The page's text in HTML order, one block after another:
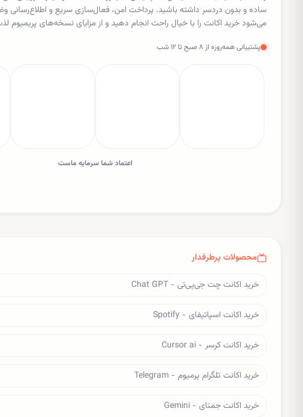
ساده و بدون دردسر داشته باشید. پرداخت امن، فعال‌سازی سریع و
می‌شود خرید اکانت را با خیال راحت انجام دهید و از مزایای نسخه‌های پریمیوم
پشتیبانی همه‌روزه از ۸ صبح تا ۱۲ شب
اعتماد شما سرمایه ماست
محصولات پرطرفدار
خرید اکانت چت جی‌پی‌تی - Chat GPT
خرید اکانت اسپاتیفای - Spotify
خرید اکانت کرسر - Cursor ai
خرید اکانت تلگرام پرمیوم - Telegram
خرید اکانت جمنای - Gemini